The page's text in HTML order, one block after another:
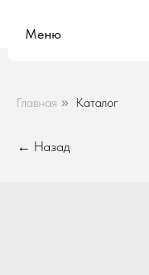
Главная » Каталог
← Назад